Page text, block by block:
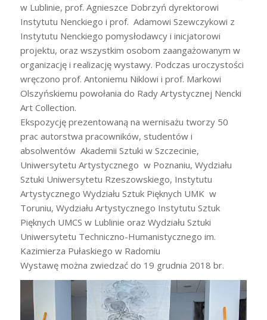
w Lublinie, prof. Agnieszce Dobrzyń dyrektorowi
Instytutu Nenckiego i prof. Adamowi Szewczykowi z
Instytutu Nenckiego pomysłodawcy i inicjatorowi
projektu, oraz wszystkim osobom zaangażowanym w
organizację i realizację wystawy. Podczas uroczystości
wręczono prof. Antoniemu Niklowi i prof. Markowi
Olszyńskiemu powołania do Rady Artystycznej Nencki
Art Collection.
Ekspozycję prezentowaną na wernisażu tworzy 50
prac autorstwa pracowników, studentów i
absolwentów Akademii Sztuki w Szczecinie,
Uniwersytetu Artystycznego w Poznaniu, Wydziału
Sztuki Uniwersytetu Rzeszowskiego, Instytutu
Artystycznego Wydziału Sztuk Pięknych UMK w
Toruniu, Wydziału Artystycznego Instytutu Sztuk
Pięknych UMCS w Lublinie oraz Wydziału Sztuki
Uniwersytetu Techniczno-Humanistycznego im.
Kazimierza Pułaskiego w Radomiu
Wystawę można zwiedzać do 19 grudnia 2018 br.